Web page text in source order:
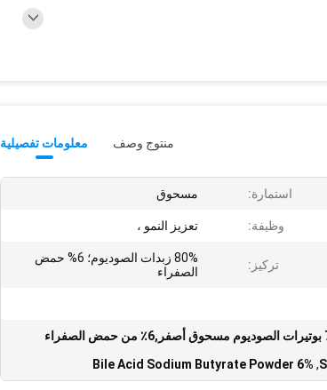
معلومات تفصيلية منتوج وصف
استمارة: مسحوق
وظيفة: تعزيز النمو ،
تركيز:
80% زبدات الصوديوم؛ 6% حمض
الصفراء
80٪ بوتيرات الصوديوم مسحوق أصفر,156-54-7 بوتيرات الصوديوم مسحوق أصفر,6٪ من حمض الصفراء
,
6% Bile Acid Sodium Butyrate Powder